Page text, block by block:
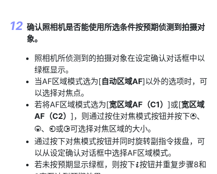
确认照相机是否能使用所选条件按预期侦测到拍摄对
象。
照相机所侦测到的拍摄对象在设定确认对话框中以
绿框显示。
当AF区域模式选为[自动区域AF]以外的选项时，可
以选择对焦点。
若将AF区域模式选为[宽区域AF（C1） ]或[宽区域
AF（C2） ]，则通过按住对焦模式按钮并按下1、
3、 4或2可选择对焦区域的大小。
通过按下对焦模式按钮并同时旋转副指令拨盘，可
以从设定确认对话框中选择AF区域模式。
若未按预期显示绿框，则按下i按钮并重复步骤8和